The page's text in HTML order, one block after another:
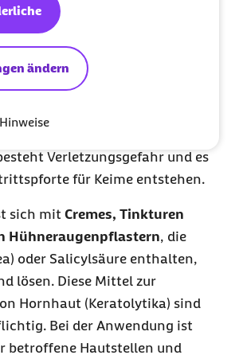
ändern
Hornhaut und Hühneraugen
kann das Hühnerauge
werden. Wichtig: keine
Verletzungsgefahr und es
für Keime entstehen.
sich mit Cremes, Tinkturen
Hühneraugenpflastern, die
oder Salicylsäure enthalten,
lösen. Diese Mittel zur
Hornhaut (Keratolytika) sind
Bei der Anwendung ist
betroffene Hautstellen und